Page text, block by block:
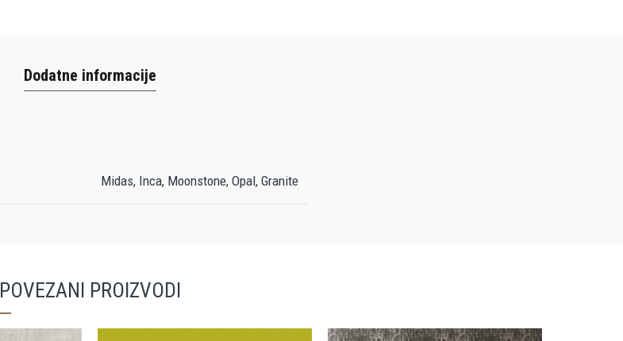
Dodatne informacije
Midas, Inca, Moonstone, Opal, Granite
POVEZANI PROIZVODI